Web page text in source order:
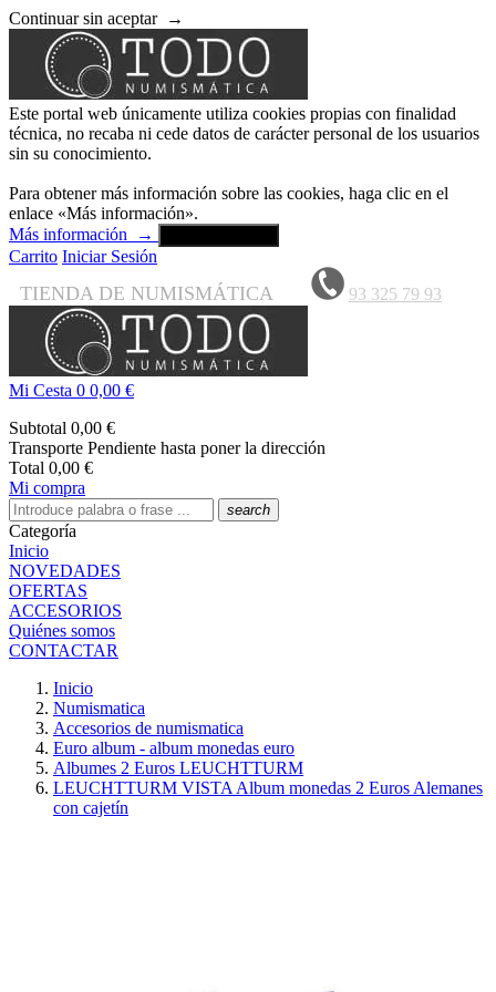
Continuar sin aceptar →
Este portal web únicamente utiliza cookies propias con finalidad
técnica, no recaba ni cede datos de carácter personal de los usuarios
sin su conocimiento.
Para obtener más información sobre las cookies, haga clic en el
enlace «Más información».
Más información
→
Carrito Iniciar Sesión
TIENDA DE NUMISMÁTICA 93 325 79 93
Mi Cesta 0 0,00 €
Subtotal 0,00 €
Transporte Pendiente hasta poner la dirección
Total 0,00 €
Mi compra
search
Categoría
Inicio
NOVEDADES
OFERTAS
ACCESORIOS
Quiénes somos
CONTACTAR
Inicio
Numismatica
Accesorios de numismatica
Euro album - album monedas euro
Albumes 2 Euros LEUCHTTURM
LEUCHTTURM VISTA Album monedas 2 Euros Alemanes
con cajetín